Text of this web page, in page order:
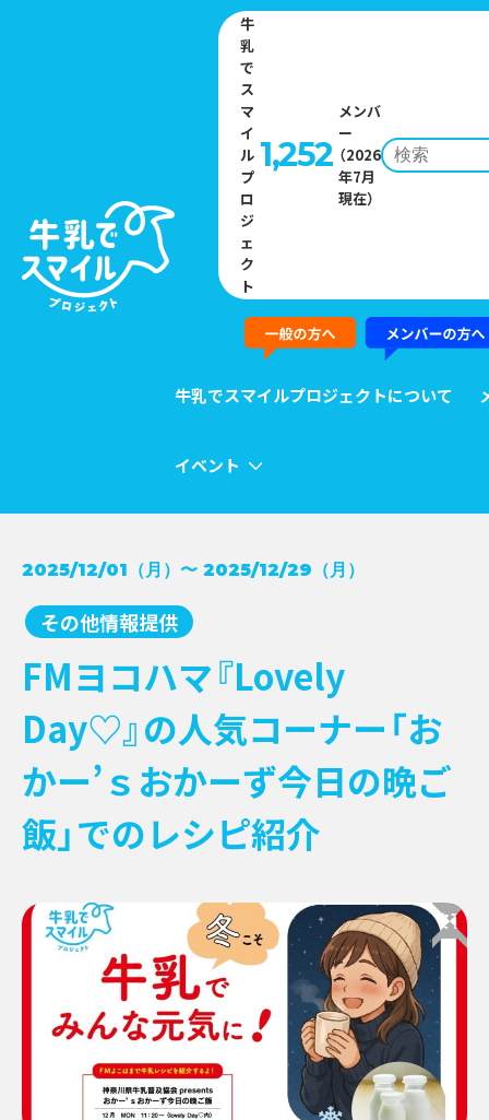
牛
乳
で
ス
マ
イ
ル
プ
ロ
ジ
ェ
ク
ト
1,252
メンバ
ー
（2026
年7月
現在）
牛乳でスマイルプロジェクトについて
NEWS
コンクール受賞レシピ
→
新商品 →
イベント
EVENT キャンペーン →
その他情報提供 →
FMヨコハマ『Lovely Day♡』の人気コーナー
「おかー’ｓおかーず今日の晩ご飯」でのレシピ紹介
EVENT
イベント
2025/12/01（月）〜 2025/12/29（月）
その他情報提供
FMヨコハマ『Lovely
Day♡』の人気コーナー「お
かー’ｓおかーず今日の晩ご
飯」でのレシピ紹介